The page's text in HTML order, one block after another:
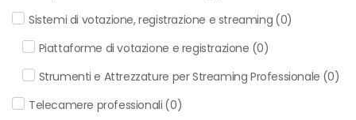
Sistemi di votazione, registrazione e streaming (0)
Piattaforme di votazione e registrazione (0)
Strumenti e Attrezzature per Streaming Professionale (0)
Telecamere professionali (0)